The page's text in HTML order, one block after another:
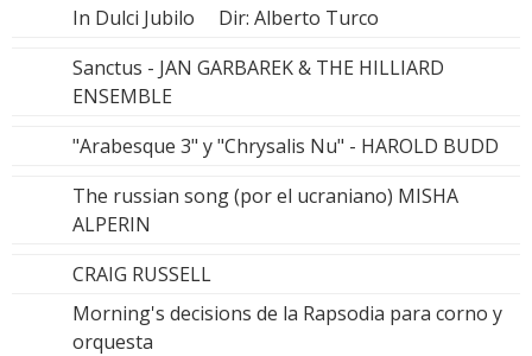
In Dulci Jubilo Dir: Alberto Turco
Sanctus - JAN GARBAREK & THE HILLIARD
ENSEMBLE
"Arabesque 3" y "Chrysalis Nu" - HAROLD BUDD
The russian song (por el ucraniano) MISHA
ALPERIN
CRAIG RUSSELL
Morning's decisions de la Rapsodia para corno y
orquesta